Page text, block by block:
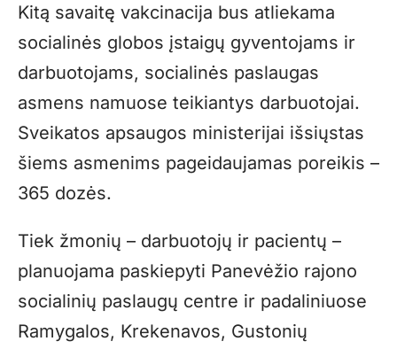
Kitą savaitę vakcinacija bus atliekama
socialinės globos įstaigų gyventojams ir
darbuotojams, socialinės paslaugas
asmens namuose teikiantys darbuotojai.
Sveikatos apsaugos ministerijai išsiųstas
šiems asmenims pageidaujamas poreikis –
365 dozės.
Tiek žmonių – darbuotojų ir pacientų –
planuojama paskiepyti Panevėžio rajono
socialinių paslaugų centre ir padaliniuose
Ramygalos, Krekenavos, Gustonių